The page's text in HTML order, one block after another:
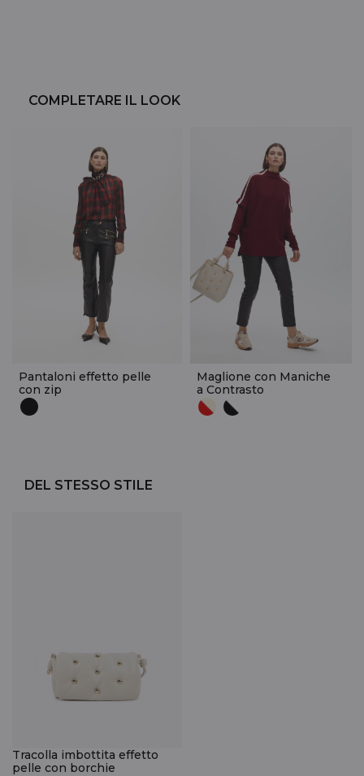
COMPLETARE IL LOOK
Pantaloni effetto pelle
con zip
Maglione con Maniche
a Contrasto
DEL STESSO STILE
Tracolla imbottita effetto
pelle con borchie